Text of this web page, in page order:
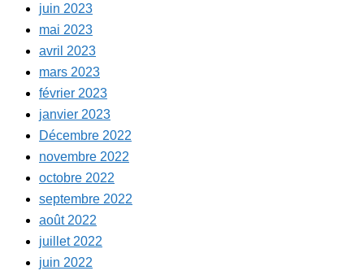
juin 2023
mai 2023
avril 2023
mars 2023
février 2023
janvier 2023
Décembre 2022
novembre 2022
octobre 2022
septembre 2022
août 2022
juillet 2022
juin 2022